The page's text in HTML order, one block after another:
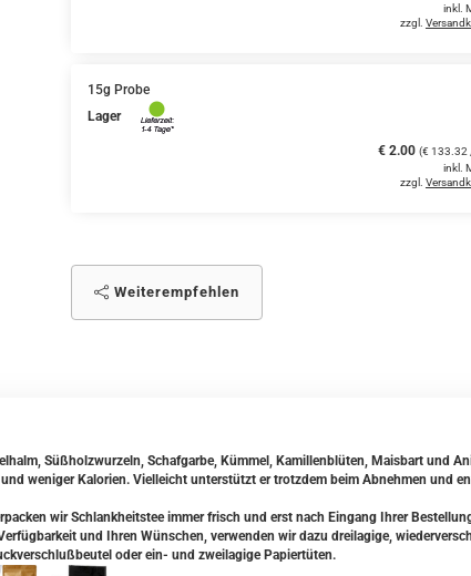
inkl.
zzgl.
15g Probe
Lager
€ 2.00 (€ 133.32
inkl.
zzgl.
Weiterempfehlen
Süßholzwurzeln, Schafgarbe, Kümmel, Kamillenblüten, Maisbart und
weniger Kalorien. Vielleicht unterstützt er trotzdem beim Abnehmen und
wir Schlankheitstee immer frisch und erst nach Eingang Ihrer
und Ihren Wünschen, verwenden wir dazu dreilagige,
oder ein- und zweilagige Papiertüten.